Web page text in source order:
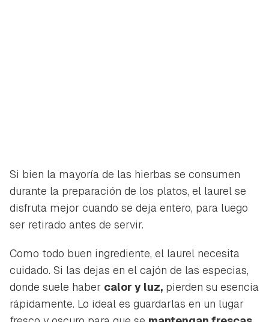
Si bien la mayoría de las hierbas se consumen
durante la preparación de los platos, el laurel se
disfruta mejor cuando se deja entero, para luego
ser retirado antes de servir.
Como todo buen ingrediente, el laurel necesita
cuidado. Si las dejas en el cajón de las especias,
donde suele haber calor y luz, pierden su esencia
rápidamente. Lo ideal es guardarlas en un lugar